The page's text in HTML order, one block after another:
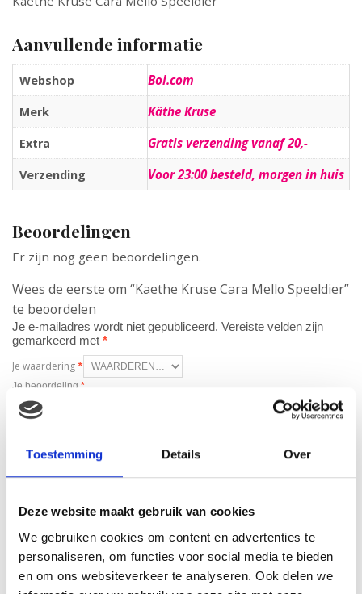
Toestemming Details Over
Deze website maakt gebruik van cookies
We gebruiken cookies om content en advertenties te
personaliseren, om functies voor social media te bieden
en om ons websiteverkeer te analyseren. Ook delen we
Aanvullende informatie
Webshop Bol.com
Merk Käthe Kruse
Extra Gratis verzending vanaf 20,-
Verzending Voor 23:00 besteld, morgen in huis
Beoordelingen
Er zijn nog geen beoordelingen.
Wees de eerste om “Kaethe Kruse Cara Mello Speeldier”
te beoordelen
Je e-mailadres wordt niet gepubliceerd. Vereiste velden zijn
gemarkeerd met *
Je waardering*
Je beoordeling *
E-mail*